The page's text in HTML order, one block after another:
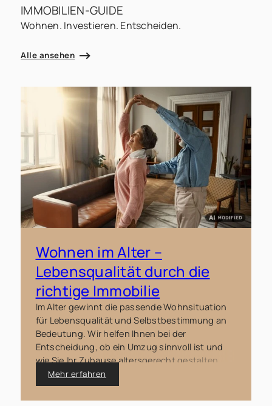
IMMOBILIEN-GUIDE
Wohnen. Investieren. Entscheiden.
Alle ansehen
Wohnen im Alter –
Lebensqualität durch die
richtige Immobilie
Im Alter gewinnt die passende Wohnsituation
für Lebensqualität und Selbstbestimmung an
Bedeutung. Wir helfen Ihnen bei der
Entscheidung, ob ein Umzug sinnvoll ist und
wie Sie Ihr Zuhause altersgerecht gestalten.
Mehr erfahren